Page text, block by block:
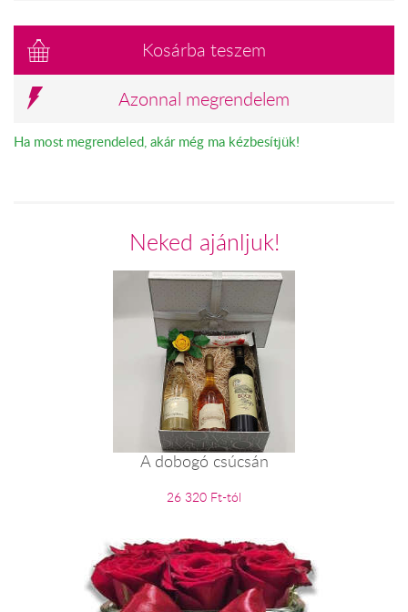
Kosárba teszem
Azonnal megrendelem
Ha most megrendeled, akár még ma kézbesítjük!
Neked ajánljuk!
A dobogó csúcsán
26 320 Ft-tól